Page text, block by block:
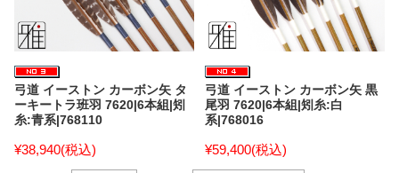
弓道 イーストン カーボン矢 タ
ーキートラ班羽 7620|6本組|矧
糸:青系|768110
¥38,940(税込)
弓道 イーストン カーボン矢 黒
尾羽 7620|6本組|矧糸:白
系|768016
¥59,400(税込)